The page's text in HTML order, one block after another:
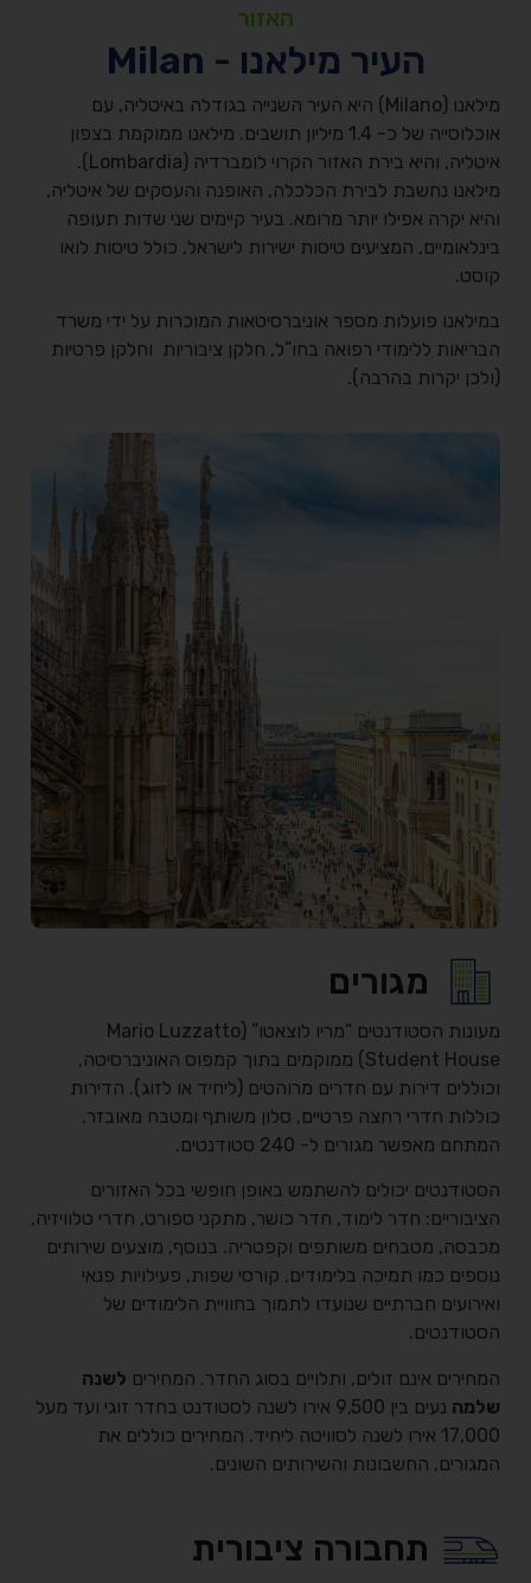
האזור
העיר מילאנו - Milan
מילאנו (Milano) היא העיר השנייה בגודלה באיטליה, עם
אוכלוסייה של כ- 1.4 מיליון תושבים. מילאנו ממוקמת בצפון
איטליה, והיא בירת האזור הקרוי לומברדיה (Lombardia).
מילאנו נחשבת לבירת הכלכלה, האופנה והעסקים של איטליה,
והיא יקרה אפילו יותר מרומא. בעיר קיימים שני שדות תעופה
בינלאומיים, המציעים טיסות ישירות לישראל, כולל טיסות לואו
קוסט.
במילאנו פועלות מספר אוניברסיטאות המוכרות על ידי משרד
הבריאות ללימודי רפואה בחו”ל, חלקן ציבוריות וחלקן פרטיות
(ולכן יקרות בהרבה).
מגורים
מעונות הסטודנטים “מריו לוצאטו” (Mario Luzzatto
Student House) ממוקמים בתוך קמפוס האוניברסיטה,
וכוללים דירות עם חדרים מרוהטים (ליחיד או לזוג). הדירות
כוללות חדרי רחצה פרטיים, סלון משותף ומטבח מאובזר.
המתחם מאפשר מגורים ל- 240 סטודנטים.
הסטודנטים יכולים להשתמש באופן חופשי בכל האזורים
הציבוריים: חדר לימוד, חדר כושר, מתקני ספורט, חדרי טלוויזיה,
מכבסה, מטבחים משותפים וקפטריה. בנוסף, מוצעים שירותים
נוספים כמו תמיכה בלימודים, קורסי שפות, פעילויות פנאי
ואירועים חברתיים שנועדו לתמוך בחוויית הלימודים של
הסטודנטים.
המחירים אינם זולים, ותלויים בסוג החדר. המחירים לשנה
שלמה
נעים בין 9,500 אירו לשנה לסטודנט בחדר זוגי ועד מעל
17,000 אירו לשנה לסוויטה ליחיד. המחירים כוללים את
המגורים, החשבונות והשירותים השונים.
תחבורה ציבורית